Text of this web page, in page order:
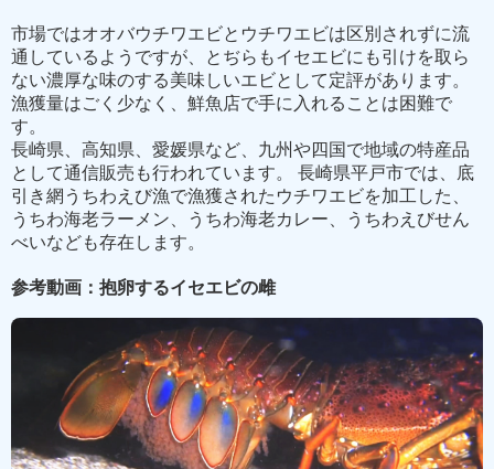
市場ではオオバウチワエビとウチワエビは区別されずに流
通しているようですが、とぢらもイセエビにも引けを取ら
ない濃厚な味のする美味しいエビとして定評があります。
漁獲量はごく少なく、鮮魚店で手に入れることは困難で
す。
長崎県、高知県、愛媛県など、九州や四国で地域の特産品
として通信販売も行われています。 長崎県平戸市では、底
引き網うちわえび漁で漁獲されたウチワエビを加工した、
うちわ海老ラーメン、うちわ海老カレー、うちわえびせん
べいなども存在します。
参考動画：抱卵するイセエビの雌